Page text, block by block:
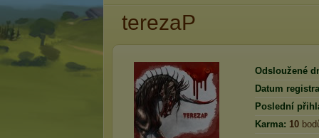
terezaP
Odsloužené
Datum
Poslední
Karma: 10